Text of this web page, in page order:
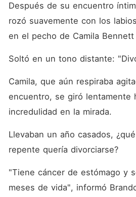
Después de su encuentro
rozó suavemente con los
en el pecho de Camila
Soltó en un tono distante:
Camila, que aún respiraba
encuentro, se giró lentamente
incredulidad en la mirada.
Llevaban un año casados,
repente quería divorciarse?
"Tiene cáncer de estómago y
meses de vida", informó